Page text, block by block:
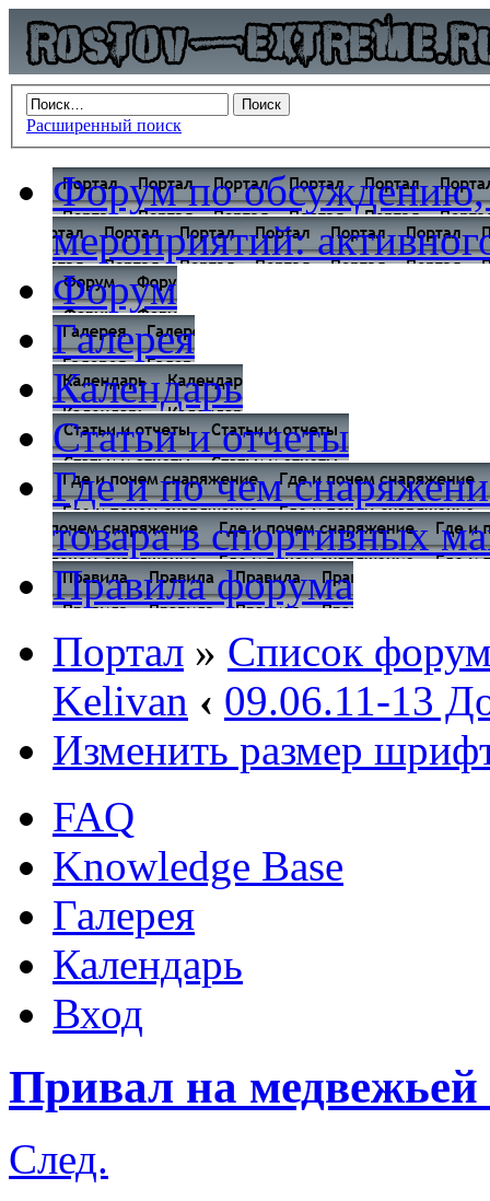
Расширенный поиск
Форум по обсуждению,
мероприятий:
Форум
Галерея
Календарь
Статьи и отчеты
Где и по чем
товара в спортивных
Правила форума
Портал » Список
Kelivan ‹ 09.06.11-13
Изменить размер
FAQ
Knowledge Base
Галерея
Календарь
Вход
Привал на медвежьей
След.